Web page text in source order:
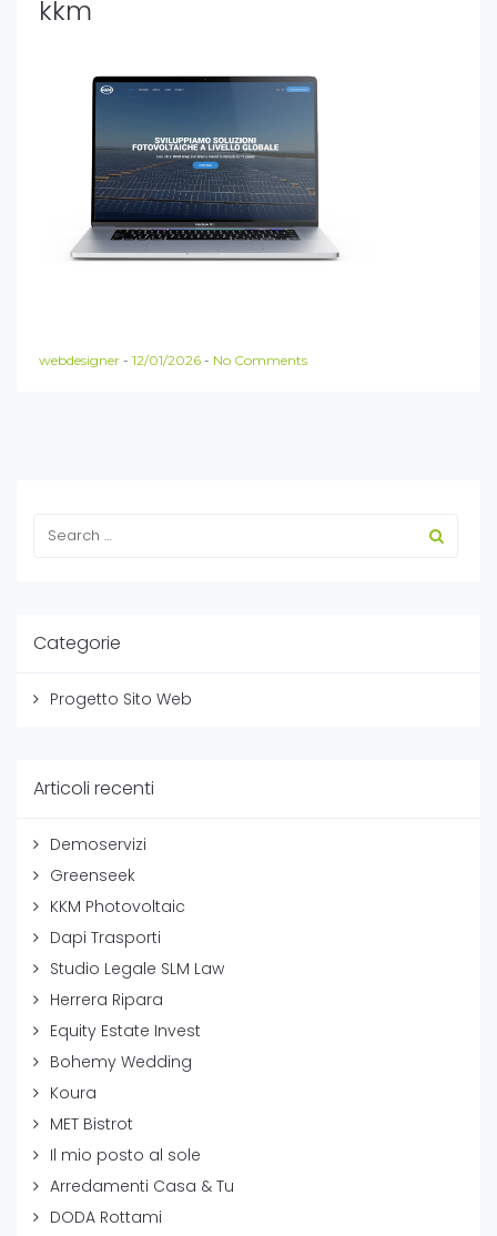
kkm
webdesigner - 12/01/2026 - No Comments
Categorie
Progetto Sito Web
Articoli recenti
Demoservizi
Greenseek
KKM Photovoltaic
Dapi Trasporti
Studio Legale SLM Law
Herrera Ripara
Equity Estate Invest
Bohemy Wedding
Koura
MET Bistrot
Il mio posto al sole
Arredamenti Casa & Tu
DODA Rottami